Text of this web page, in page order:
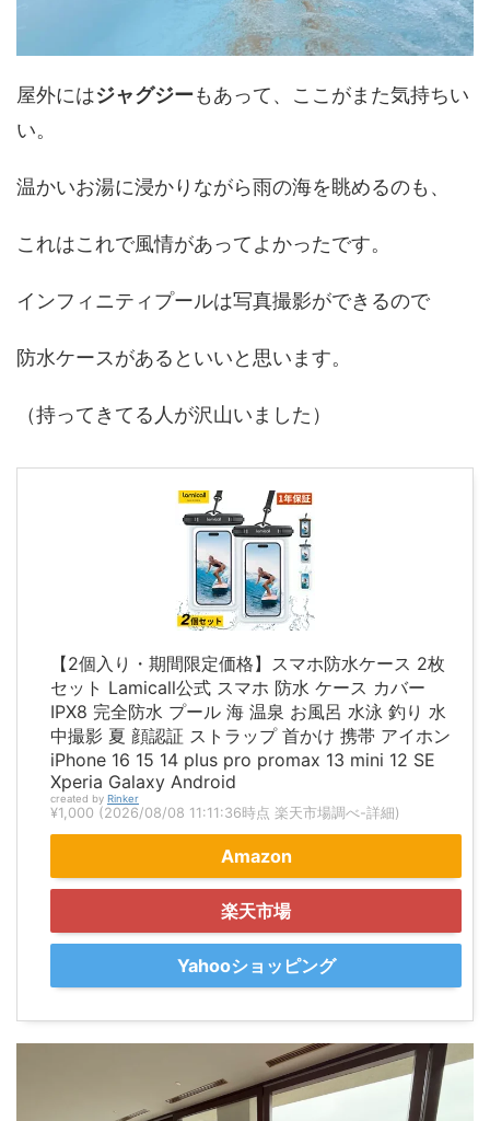
屋外にはジャグジーもあって、ここがまた気持ちい
い。
温かいお湯に浸かりながら雨の海を眺めるのも、
これはこれで風情があってよかったです。
インフィニティプールは写真撮影ができるので
防水ケースがあるといいと思います。
（持ってきてる人が沢山いました）
【2個入り・期間限定価格】スマホ防水ケース 2枚
セット Lamicall公式 スマホ 防水 ケース カバー
IPX8 完全防水 プール 海 温泉 お風呂 水泳 釣り 水
中撮影 夏 顔認証 ストラップ 首かけ 携帯 アイホン
iPhone 16 15 14 plus pro promax 13 mini 12 SE
Xperia Galaxy Android
created by Rinker
¥1,000 (2026/08/08 11:11:36時点 楽天市場調べ-詳細)
Amazon
楽天市場
Yahooショッピング